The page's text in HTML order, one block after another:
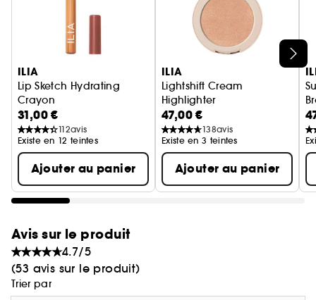
Ignorer le carrousel produits
ILIA
Lip Sketch Hydrating
Crayon
Crayon à Lèvres Hydratant
31,00 €
112avis
Existe en 12 teintes
Ajouter au panier
ILIA
Lightshift Cream
Highlighter
Highlighter en crème
47,00 €
138avis
Existe en 3 teintes
Ajouter au panier
Avis sur le produit
4.7/5
(53 avis sur le produit)
Trier par